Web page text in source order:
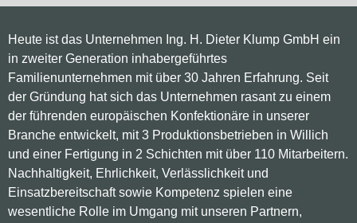
Heute ist das Unternehmen Ing. H. Dieter Klump GmbH ein
in zweiter Generation inhabergeführtes
Familienunternehmen mit über 30 Jahren Erfahrung. Seit
der Gründung hat sich das Unternehmen rasant zu einem
der führenden europäischen Konfektionäre in unserer
Branche entwickelt, mit 3 Produktionsbetrieben in Willich
und einer Fertigung in 2 Schichten mit über 110 Mitarbeitern.
Nachhaltigkeit, Ehrlichkeit, Verlässlichkeit und
Einsatzbereitschaft sowie Kompetenz spielen eine
wesentliche Rolle im Umgang mit unseren Partnern,